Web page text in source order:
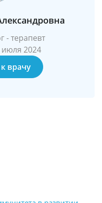
- терапевт
2024
врачу